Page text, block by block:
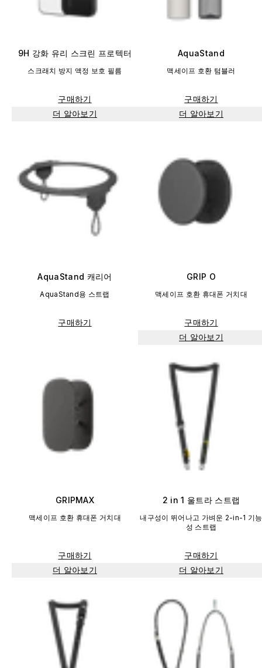
9H 강화 유리 스크린 프로텍터
스크래치 방지 액정 보호 필름
구매하기
더 알아보기
AquaStand
맥세이프 호환 텀블러
구매하기
더 알아보기
AquaStand 캐리어
AquaStand용 스트랩
구매하기
GRIP O
맥세이프 호환 휴대폰 거치대
구매하기
더 알아보기
GRIPMAX
맥세이프 호환 휴대폰 거치대
구매하기
더 알아보기
2 in 1 울트라 스트랩
내구성이 뛰어나고 가벼운 2-in-1 기능
성 스트랩
구매하기
더 알아보기